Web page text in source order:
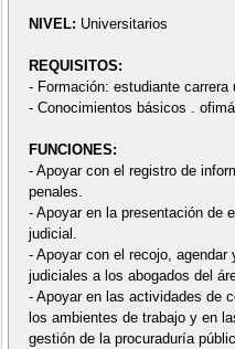
NIVEL: Universitarios
REQUISITOS:
- Formación: estudiante carrera
- Conocimientos básicos .
FUNCIONES:
- Apoyar con el registro de
penales.
- Apoyar en la presentación de
judicial.
- Apoyar con el recojo,
judiciales a los abogados del
- Apoyar en las actividades de
los ambientes de trabajo y en
gestión de la procuraduría